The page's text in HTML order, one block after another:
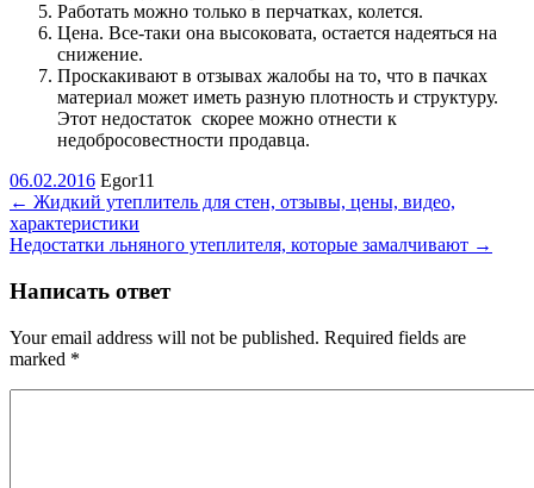
Работать можно только в перчатках, колется.
Цена. Все-таки она высоковата, остается надеяться на
снижение.
Проскакивают в отзывах жалобы на то, что в пачках
материал может иметь разную плотность и структуру.
Этот недостаток скорее можно отнести к
недобросовестности продавца.
06.02.2016 Egor11
← Жидкий утеплитель для стен, отзывы, цены, видео,
характеристики
Недостатки льняного утеплителя, которые замалчивают →
Написать ответ
Your email address will not be published. Required fields are
marked *